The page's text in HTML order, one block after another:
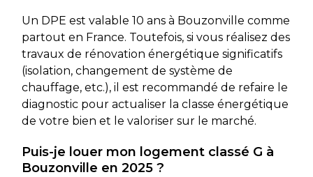
Un DPE est valable 10 ans à Bouzonville comme
partout en France. Toutefois, si vous réalisez des
travaux de rénovation énergétique significatifs
(isolation, changement de système de
chauffage, etc.), il est recommandé de refaire le
diagnostic pour actualiser la classe énergétique
de votre bien et le valoriser sur le marché.
Puis-je louer mon logement classé G à
Bouzonville en 2025 ?